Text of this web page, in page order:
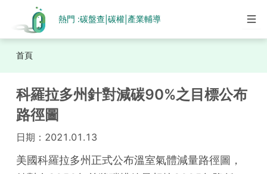
熱門 :碳盤查 碳權| 產業輔導
首頁
科羅拉多州針對減碳90%之目標公布
路徑圖
日期： 2021.01.13
美國科羅拉多州正式公布溫室氣體減量路徑圖，